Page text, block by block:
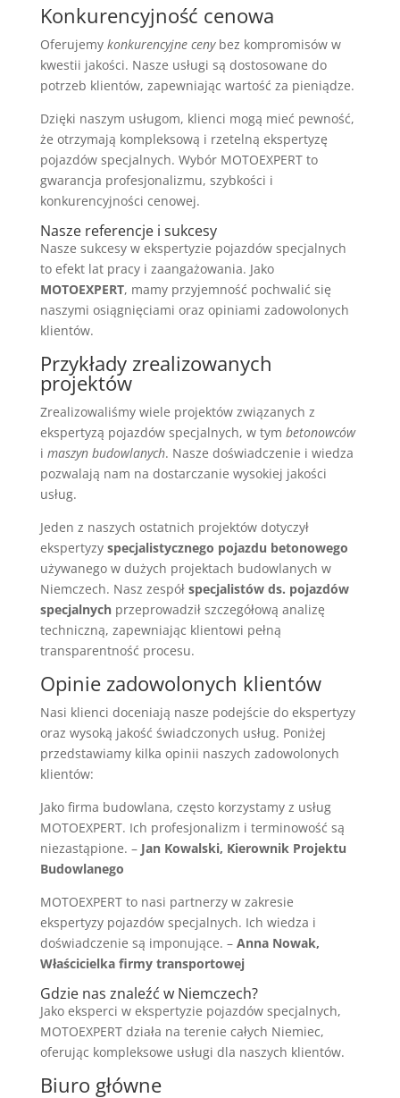
Konkurencyjność cenowa
Oferujemy konkurencyjne cenybez kompromisów w
kwestii jakości. Nasze usługi są dostosowane do
potrzeb klientów, zapewniając wartość za pieniądze.
Dzięki naszym usługom, klienci mogą mieć pewność,
że otrzymają kompleksową i rzetelną ekspertyzę
pojazdów specjalnych. Wybór MOTOEXPERT to
gwarancja profesjonalizmu, szybkości i
konkurencyjności cenowej.
Nasze referencje i sukcesy
Nasze sukcesy w ekspertyzie pojazdów specjalnych
to efekt lat pracy i zaangażowania. Jako
MOTOEXPERT, mamy przyjemność pochwalić się
naszymi osiągnięciami oraz opiniami zadowolonych
klientów.
Przykłady zrealizowanych
projektów
Zrealizowaliśmy wiele projektów związanych z
ekspertyzą pojazdów specjalnych, w tym betonowców
i maszyn budowlanych. Nasze doświadczenie i wiedza
pozwalają nam na dostarczanie wysokiej jakości
usług.
Jeden z naszych ostatnich projektów dotyczył
ekspertyzy specjalistycznego pojazdu betonowego
używanego w dużych projektach budowlanych w
Niemczech. Nasz zespół specjalistów ds. pojazdów
specjalnychprzeprowadził szczegółową analizę
techniczną, zapewniając klientowi pełną
transparentność procesu.
Opinie zadowolonych klientów
Nasi klienci doceniają nasze podejście do ekspertyzy
oraz wysoką jakość świadczonych usług. Poniżej
przedstawiamy kilka opinii naszych zadowolonych
klientów:
Jako firma budowlana, często korzystamy z usług
MOTOEXPERT. Ich profesjonalizm i terminowość są
niezastąpione. – Jan Kowalski, Kierownik Projektu
Budowlanego
MOTOEXPERT to nasi partnerzy w zakresie
ekspertyzy pojazdów specjalnych. Ich wiedza i
doświadczenie są imponujące. – Anna Nowak,
Właścicielka firmy transportowej
Gdzie nas znaleźć w Niemczech?
Jako eksperci w ekspertyzie pojazdów specjalnych,
MOTOEXPERT działa na terenie całych Niemiec,
oferując kompleksowe usługi dla naszych klientów.
Biuro główne